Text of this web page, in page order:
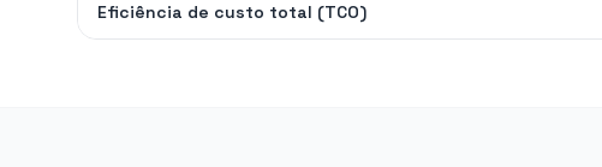
Eficiência de custo total (TCO)